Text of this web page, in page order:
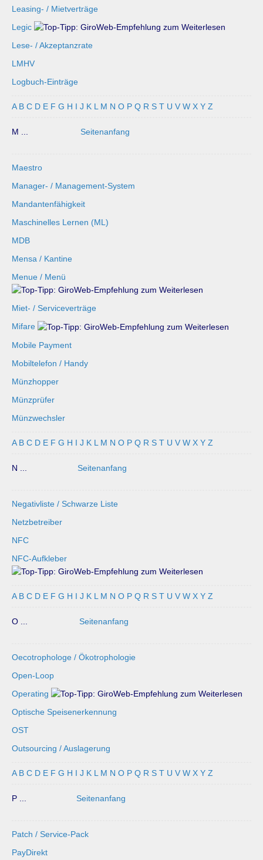
Leasing- / Mietverträge
Legic
Lese- / Akzeptanzrate
LMHV
Logbuch-Einträge
A B C D E F G H I J K L M N O P Q R S T U V W X Y Z
M ... Seitenanfang
Maestro
Manager- / Management-System
Mandantenfähigkeit
Maschinelles Lernen (ML)
MDB
Mensa / Kantine
Menue / Menü
Miet- / Serviceverträge
Mifare
Mobile Payment
Mobiltelefon / Handy
Münzhopper
Münzprüfer
Münzwechsler
A B C D E F G H I J K L M N O P Q R S T U V W X Y Z
N ... Seitenanfang
Negativliste / Schwarze Liste
Netzbetreiber
NFC
NFC-Aufkleber
A B C D E F G H I J K L M N O P Q R S T U V W X Y Z
O ... Seitenanfang
Oecotrophologe / Ökotrophologie
Open-Loop
Operating
Optische Speisenerkennung
OST
Outsourcing / Auslagerung
A B C D E F G H I J K L M N O P Q R S T U V W X Y Z
P ... Seitenanfang
Patch / Service-Pack
PayDirekt